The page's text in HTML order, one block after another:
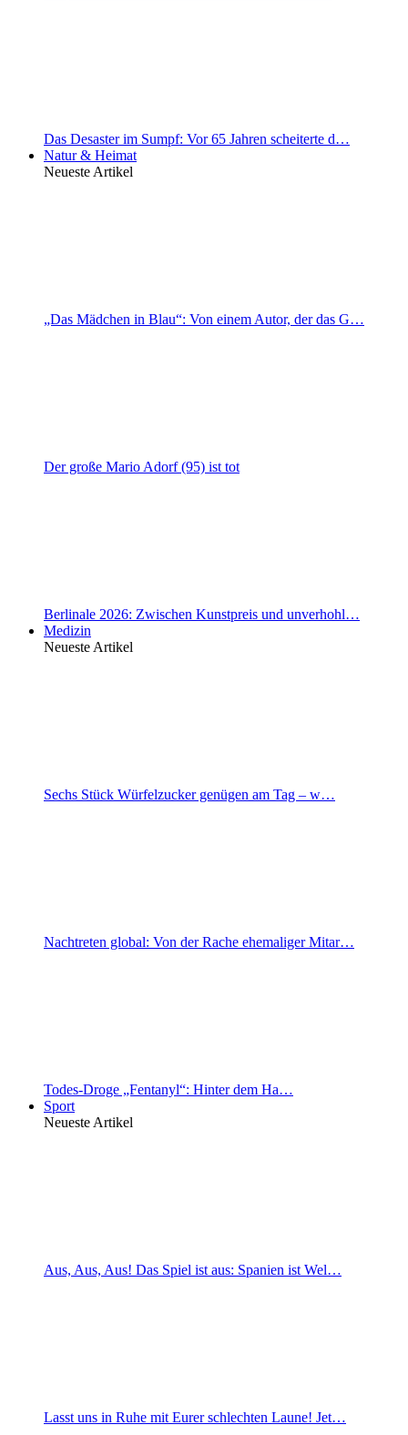
Das Desaster im Sumpf: Vor 65 Jahren scheiterte d…
Natur & Heimat
Neueste Artikel
„Das Mädchen in Blau“: Von einem Autor, der das G…
Der große Mario Adorf (95) ist tot
Berlinale 2026: Zwischen Kunstpreis und unverhohl…
Medizin
Neueste Artikel
Sechs Stück Würfelzucker genügen am Tag – w…
Nachtreten global: Von der Rache ehemaliger Mitar…
Todes-Droge „Fentanyl“: Hinter dem Ha…
Sport
Neueste Artikel
Aus, Aus, Aus! Das Spiel ist aus: Spanien ist Wel…
Lasst uns in Ruhe mit Eurer schlechten Laune! Jet…